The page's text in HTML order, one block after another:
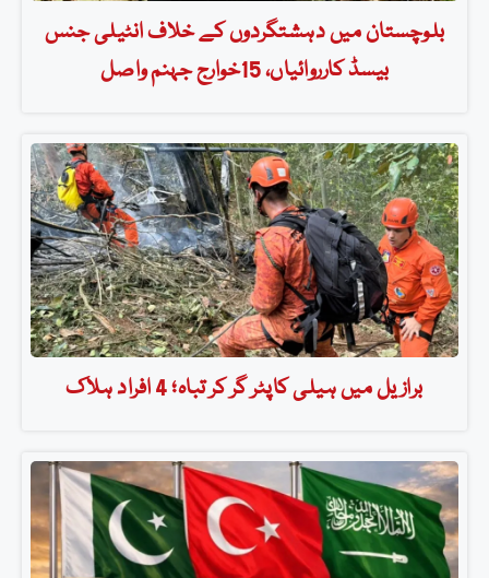
بلوچستان میں دہشتگردوں کے خلاف انٹیلی جنس
بیسڈ کارروائیاں، 15خوارج جہنم واصل
برازیل میں ہیلی کاپٹر گر کر تباہ؛ 4 افراد ہلاک